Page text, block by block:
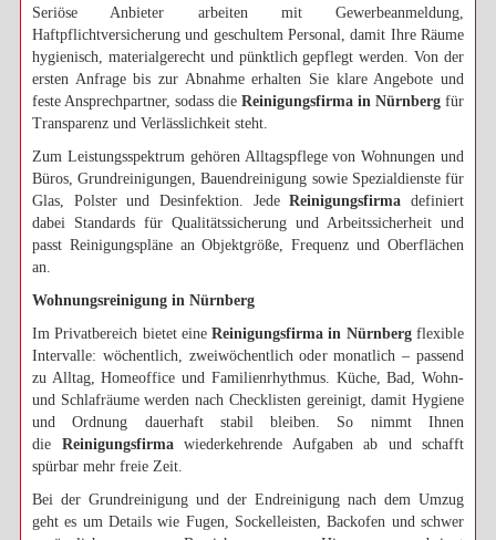
Seriöse Anbieter arbeiten mit Gewerbeanmeldung,
Haftpflichtversicherung und geschultem Personal, damit Ihre Räume
hygienisch, materialgerecht und pünktlich gepflegt werden. Von der
ersten Anfrage bis zur Abnahme erhalten Sie klare Angebote und
feste Ansprechpartner, sodass die Reinigungsfirma in Nürnberg für
Transparenz und Verlässlichkeit steht.
Zum Leistungsspektrum gehören Alltagspflege von Wohnungen und
Büros, Grundreinigungen, Bauendreinigung sowie Spezialdienste für
Glas, Polster und Desinfektion. JedeReinigungsfirmadefiniert
dabei Standards für Qualitätssicherung und Arbeitssicherheit und
passt Reinigungspläne an Objektgröße, Frequenz und Oberflächen
an.
Wohnungsreinigung in Nürnberg
Im Privatbereich bietet eineReinigungsfirma in Nürnbergflexible
Intervalle: wöchentlich, zweiwöchentlich oder monatlich – passend
zu Alltag, Homeoffice und Familienrhythmus. Küche, Bad, Wohn-
und Schlafräume werden nach Checklisten gereinigt, damit Hygiene
und Ordnung dauerhaft stabil bleiben. So nimmt Ihnen
die Reinigungsfirma wiederkehrende Aufgaben ab und schafft
spürbar mehr freie Zeit.
Bei der Grundreinigung und der Endreinigung nach dem Umzug
geht es um Details wie Fugen, Sockelleisten, Backofen und schwer